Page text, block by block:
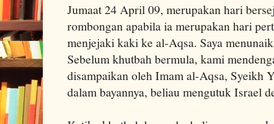
Jumaat 24 April 09, merupakan hari
rombongan apabila ia merupakan hari
menjejaki kaki ke al-Aqsa. Saya
Sebelum khutbah bermula, kami
disampaikan oleh Imam al-Aqsa, Syeikh
dalam bayannya, beliau mengutuk Israel